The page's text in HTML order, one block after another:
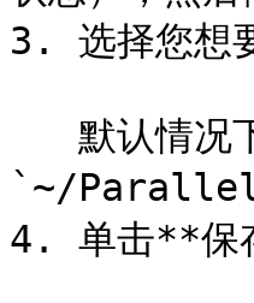
3. 选择您想
`~/
4. 单击**保